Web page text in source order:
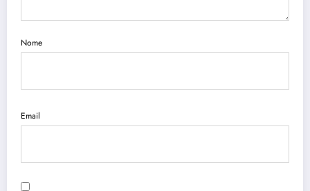
Nome
Email